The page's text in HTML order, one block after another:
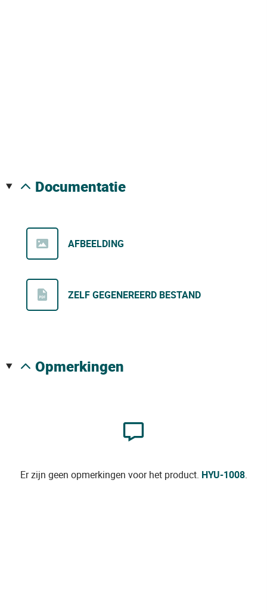
documentatie
AFBEELDING
ZELF GEGENEREERD BESTAND
opmerkingen
Er zijn geen opmerkingen voor het product. HYU-1008.